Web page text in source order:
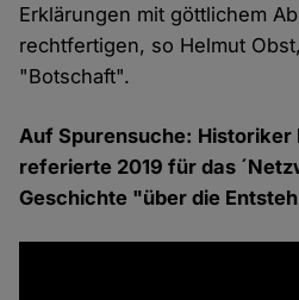
Erklärungen mit göttlichem
rechtfertigen, so Helmut
"Botschaft".
Auf Spurensuche: Historiker
referierte 2019 für das
Geschichte "über die